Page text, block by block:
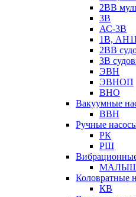
2ВВ
3В
АС-3В
1В,
2ВВ
3В
ЭВН
ЭВНОП
ВНО
Вакуумные
ВВН
Ручные
РК
РШ
МАЛЫШ
Коловратные
КВ